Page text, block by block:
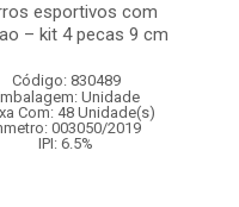
esportivos com
– kit 4 pecas 9 cm
Código: 830489
Unidade
Com: 48 Unidade(s)
003050/2019
IPI: 6.5%